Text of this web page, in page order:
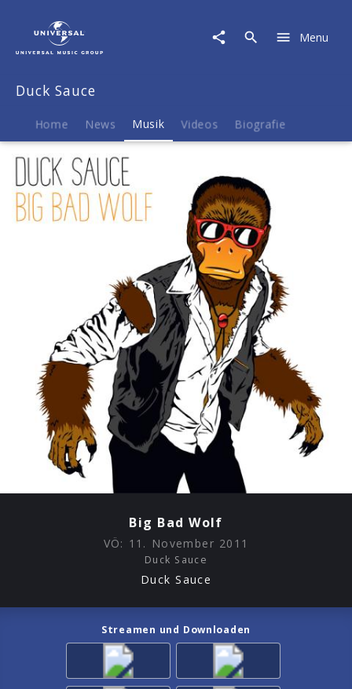
Musik
Big
Menu
Duck Sauce
Home News Musik Videos Biografie
Big Bad Wolf
VÖ: 11. November 2011
Duck Sauce
Duck Sauce
Streamen und Downloaden